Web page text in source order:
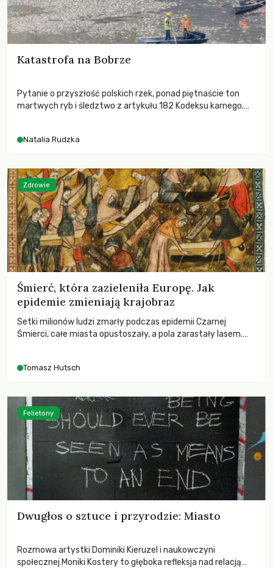
Katastrofa na Bobrze
Pytanie o przyszłość polskich rzek, ponad piętnaście ton
martwych ryb i śledztwo z artykułu 182 Kodeksu karnego.
zdarzeń prowadzących do biologicznej śmierci rzeki.
Natalia Rudzka
Śmierć, która zazieleniła Europę. Jak
epidemie zmieniają krajobraz
Setki milionów ludzi zmarły podczas epidemii Czarnej
Śmierci, całe miasta opustoszały, a pola zarastały lasem.
największych katastrof w swoich dziejach.
Tomasz Hutsch
Zdrowie
Dwugłos o sztuce i przyrodzie: Miasto
Rozmowa artystki Dominiki Kieruzel i naukowczyni
społecznej Moniki Kostery to głęboka refleksja nad relacją
Felietony